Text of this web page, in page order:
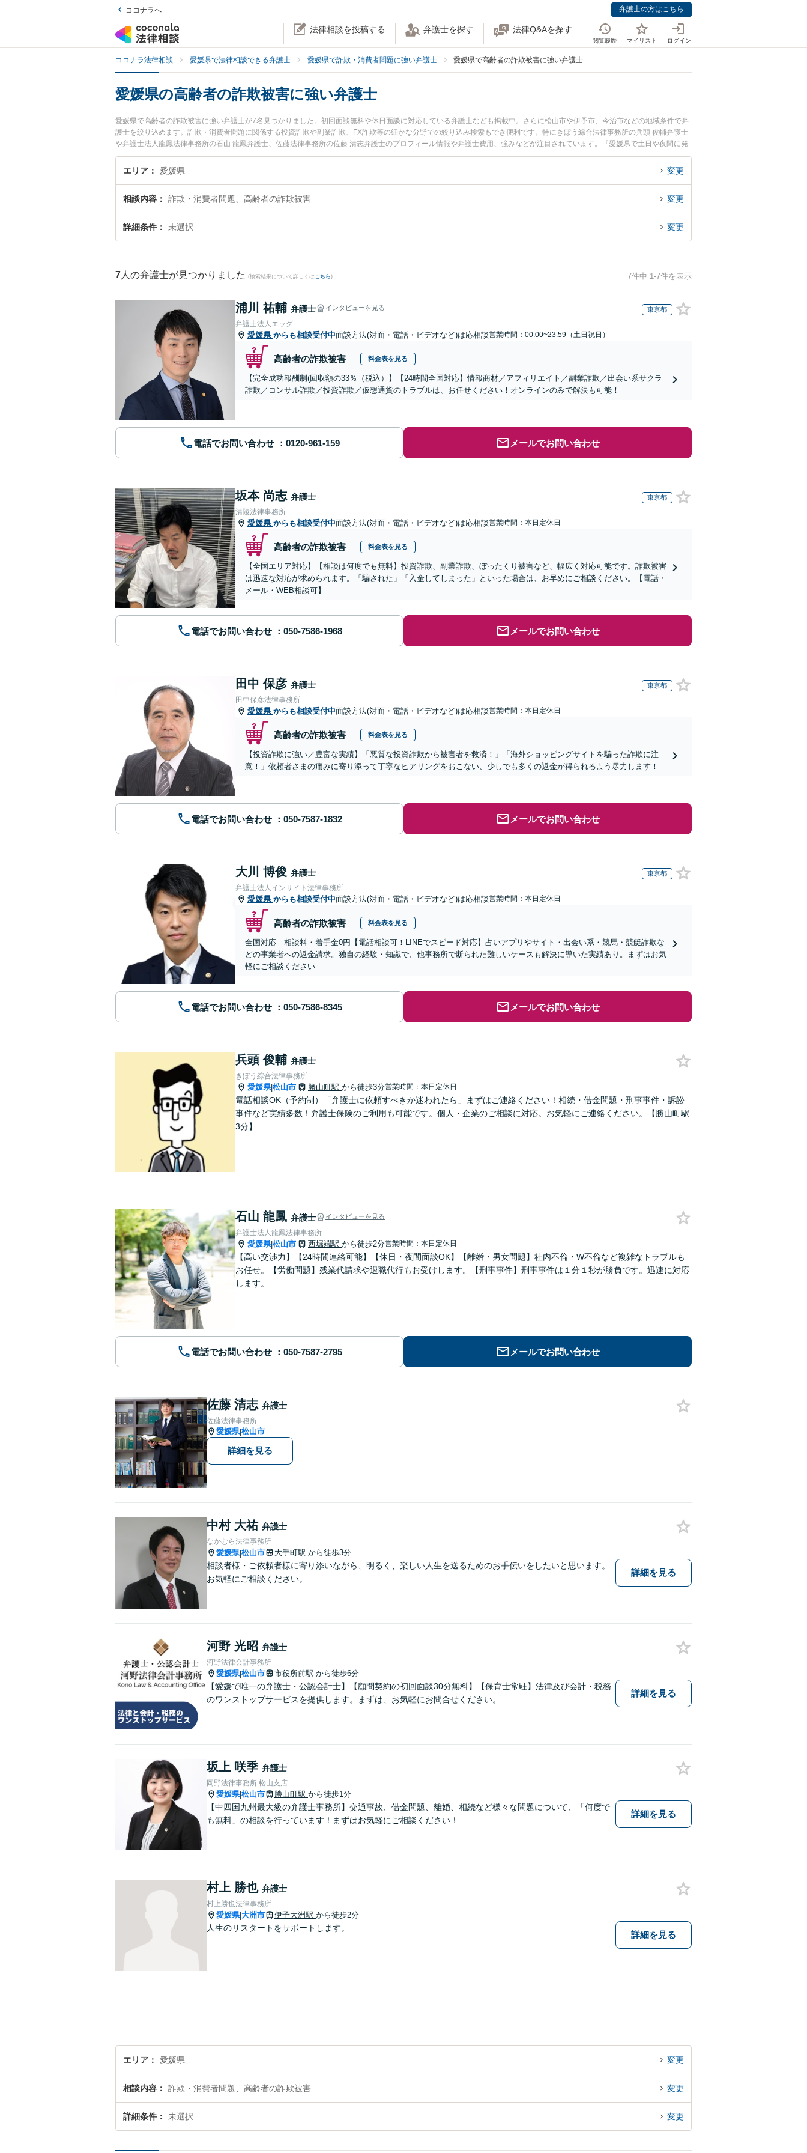
ココナラへ 弁護士の方はこちら
法律相談を投稿する 弁護士を探す 法律Q&Aを探す
閲覧履歴 マイリスト ログイン
ココナラ法律相談 愛媛県で法律相談できる弁護士 愛媛県で詐欺・消費者問題に強い弁護士 愛媛県で高齢者の詐欺被害に強い弁護士
愛媛県の高齢者の詐欺被害に強い弁護士
愛媛県で高齢者の詐欺被害に強い弁護士が7名見つかりました。初回面談無料や休日面談に対応している弁護士なども掲載中。さらに松山市や伊予市、今治市などの地域条件で弁
護士を絞り込めます。詐欺・消費者問題に関係する投資詐欺や副業詐欺、FX詐欺等の細かな分野での絞り込み検索もでき便利です。特にきぼう綜合法律事務所の兵頭 俊輔弁護士
や弁護士法人龍鳳法律事務所の石山 龍鳳弁護士、佐藤法律事務所の佐藤 清志弁護士のプロフィール情報や弁護士費用、強みなどが注目されています。『愛媛県で土日や夜間に発
生した高齢者の詐欺被害のトラブルを今すぐに弁護士に相談したい』『高齢者の詐欺被害のトラブル解決の実績豊富な近くの弁護士を検索したい』『初回相談無料で高齢者の詐欺
被害を法律相談できる愛媛県内の弁護士に相談予約したい』などでお困りの相談者さんにおすすめです。
エリア 愛媛県 変更
相談内容 詐欺・消費者問題、高齢者の詐欺被害 変更
詳細条件 未選択 変更
7 人の弁護士が見つかりました (検索結果について詳しくは こちら) 7件中 1-7件を表示
浦川 祐輔 弁護士 インタビューを見る 東京都
弁護士法人エッグ
愛媛県 からも相談受付中面談方法(対面・電話・ビデオなど)は応相談営業時間：00:00~23:59（土日祝日）
高齢者の詐欺被害 料金表を見る
【完全成功報酬制(回収額の33％（税込）】【24時間全国対応】情報商材／アフィリエイト／副業詐欺／出会い系サクラ
詐欺／コンサル詐欺／投資詐欺／仮想通貨のトラブルは、お任せください！オンラインのみで解決も可能！
電話でお問い合わせ メールでお問い合わせ
坂本 尚志 弁護士 東京都
清陵法律事務所
愛媛県 からも相談受付中面談方法(対面・電話・ビデオなど)は応相談営業時間：本日定休日
高齢者の詐欺被害 料金表を見る
【全国エリア対応】【相談は何度でも無料】投資詐欺、副業詐欺、ぼったくり被害など、幅広く対応可能です。詐欺被害
は迅速な対応が求められます。「騙された」「入金してしまった」といった場合は、お早めにご相談ください。【電話・
メール・WEB相談可】
電話でお問い合わせ メールでお問い合わせ
田中 保彦 弁護士 東京都
田中保彦法律事務所
愛媛県 からも相談受付中面談方法(対面・電話・ビデオなど)は応相談営業時間：本日定休日
高齢者の詐欺被害 料金表を見る
【投資詐欺に強い／豊富な実績】「悪質な投資詐欺から被害者を救済！」「海外ショッピングサイトを騙った詐欺に注
意！」依頼者さまの痛みに寄り添って丁寧なヒアリングをおこない、少しでも多くの返金が得られるよう尽力します！
電話でお問い合わせ メールでお問い合わせ
大川 博俊 弁護士 東京都
弁護士法人インサイト法律事務所
愛媛県 からも相談受付中面談方法(対面・電話・ビデオなど)は応相談営業時間：本日定休日
高齢者の詐欺被害 料金表を見る
全国対応｜相談料・着手金0円【電話相談可！LINEでスピード対応】占いアプリやサイト・出会い系・競馬・競艇詐欺な
どの事業者への返金請求。独自の経験・知識で、他事務所で断られた難しいケースも解決に導いた実績あり。まずはお気
軽にご相談ください
電話でお問い合わせ メールでお問い合わせ
兵頭 俊輔 弁護士
きぼう綜合法律事務所
愛媛県|松山市 勝山町駅 から徒歩3分営業時間：本日定休日
電話相談OK（予約制）「弁護士に依頼すべきか迷われたら」まずはご連絡ください！相続・借金問題・刑事事件・訴訟
事件など実績多数！弁護士保険のご利用も可能です。個人・企業のご相談に対応。お気軽にご連絡ください。【勝山町駅
3分】
石山 龍鳳 弁護士 インタビューを見る
弁護士法人龍鳳法律事務所
愛媛県|松山市 西堀端駅 から徒歩2分営業時間：本日定休日
【高い交渉力】【24時間連絡可能】【休日・夜間面談OK】【離婚・男女問題】社内不倫・W不倫など複雑なトラブルも
お任せ。【労働問題】残業代請求や退職代行もお受けします。【刑事事件】刑事事件は１分１秒が勝負です。迅速に対応
します。
電話でお問い合わせ メールでお問い合わせ
佐藤 清志 弁護士
佐藤法律事務所
愛媛県|松山市
詳細を見る
中村 大祐 弁護士
なかむら法律事務所
愛媛県|松山市 大手町駅 から徒歩3分
相談者様・ご依頼者様に寄り添いながら、明るく、楽しい人生を送るためのお手伝いをしたいと思います。
お気軽にご相談ください。
詳細を見る
河野 光昭 弁護士
河野法律会計事務所
愛媛県|松山市 市役所前駅 から徒歩6分
【愛媛で唯一の弁護士・公認会計士】【顧問契約の初回面談30分無料】【保育士常駐】法律及び会計・税務
のワンストップサービスを提供します。まずは、お気軽にお問合せください。
詳細を見る
坂上 咲季 弁護士
岡野法律事務所 松山支店
愛媛県|松山市 勝山町駅 から徒歩1分
【中四国九州最大級の弁護士事務所】交通事故、借金問題、離婚、相続など様々な問題について、「何度で
も無料」の相談を行っています！まずはお気軽にご相談ください！
詳細を見る
村上 勝也 弁護士
村上勝也法律事務所
愛媛県|大洲市 伊予大洲駅 から徒歩2分
人生のリスタートをサポートします。
詳細を見る
エリア 愛媛県 変更
相談内容 詐欺・消費者問題、高齢者の詐欺被害 変更
詳細条件 未選択 変更